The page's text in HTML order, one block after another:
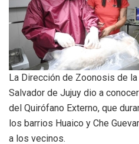
La Dirección de Zoonosis de
Salvador de Jujuy dio a
del Quirófano Externo, que
los barrios Huaico y Che
a los vecinos.